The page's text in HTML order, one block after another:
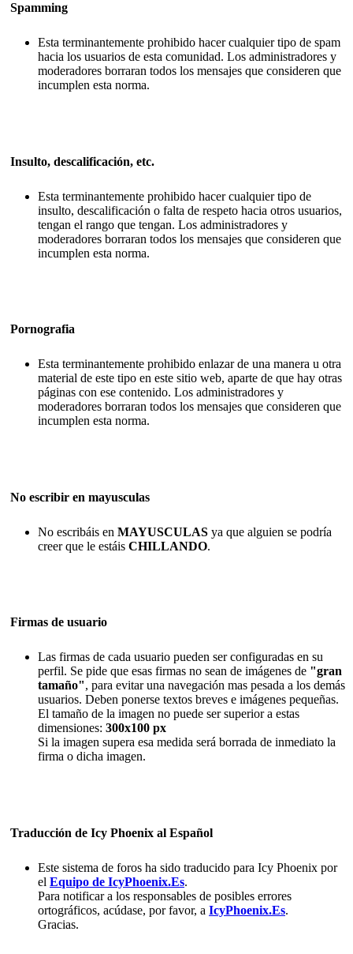
Spamming
Esta terminantemente prohibido hacer cualquier tipo de spam
hacia los usuarios de esta comunidad. Los administradores y
moderadores borraran todos los mensajes que consideren que
incumplen esta norma.
Insulto, descalificación, etc.
Esta terminantemente prohibido hacer cualquier tipo de
insulto, descalificación o falta de respeto hacia otros usuarios,
tengan el rango que tengan. Los administradores y
moderadores borraran todos los mensajes que consideren que
incumplen esta norma.
Pornografia
Esta terminantemente prohibido enlazar de una manera u otra
material de este tipo en este sitio web, aparte de que hay otras
páginas con ese contenido. Los administradores y
moderadores borraran todos los mensajes que consideren que
incumplen esta norma.
No escribir en mayusculas
No escribáis en MAYUSCULAS ya que alguien se podría
creer que le estáis CHILLANDO.
Firmas de usuario
Las firmas de cada usuario pueden ser configuradas en su
perfil. Se pide que esas firmas no sean de imágenes de "gran
tamaño", para evitar una navegación mas pesada a los demás
usuarios. Deben ponerse textos breves e imágenes pequeñas.
El tamaño de la imagen no puede ser superior a estas
dimensiones: 300x100 px
Si la imagen supera esa medida será borrada de inmediato la
firma o dicha imagen.
Traducción de Icy Phoenix al Español
Este sistema de foros ha sido traducido para Icy Phoenix por
el Equipo de IcyPhoenix.Es.
Para notificar a los responsables de posibles errores
ortográficos, acúdase, por favor, a IcyPhoenix.Es.
Gracias.